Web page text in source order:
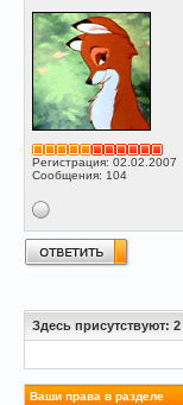
Регистрация: 02.02.2007
Сообщения: 104
Здесь присутствуют: 2
Ваши права в разделе